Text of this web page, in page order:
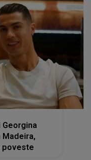
Georgina
Madeira,
poveste